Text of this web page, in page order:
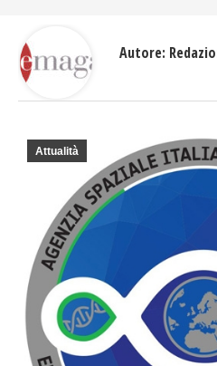
Attualità
Autore: